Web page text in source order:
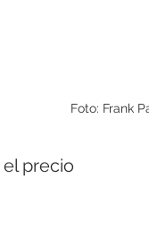
Foto: Frank
precio